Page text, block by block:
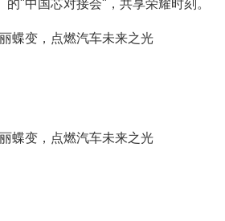
"中国芯对接会"，共享荣耀时刻。